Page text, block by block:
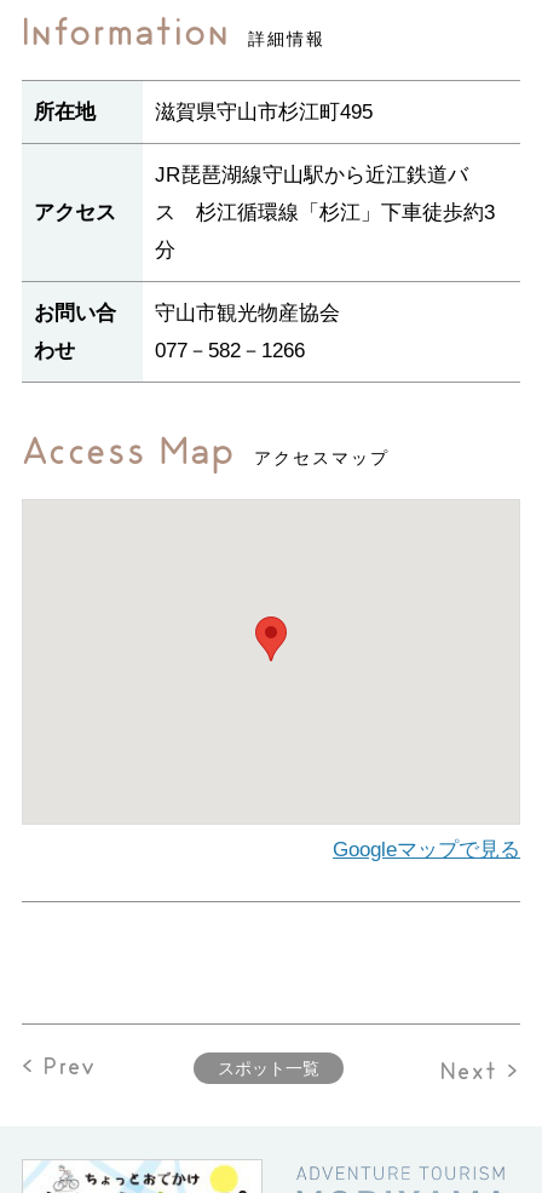
Information 詳細情報
所在地 滋賀県守山市杉江町495
アクセス
JR琵琶湖線守山駅から近江鉄道バ
ス 杉江循環線「杉江」下車徒歩約3
分
お問い合
わせ
守山市観光物産協会
077－582－1266
Access Map アクセスマップ
Googleマップで見る
< Prev Next >
スポット一覧